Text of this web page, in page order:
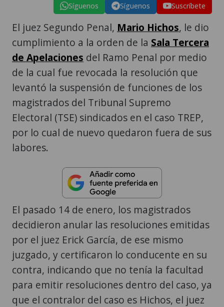
Síguenos Síguenos Suscríbete
El juez Segundo Penal, Mario Hichos, le dio
cumplimiento a la orden de la Sala Tercera
de Apelaciones del Ramo Penal por medio
de la cual fue revocada la resolución que
levantó la suspensión de funciones de los
magistrados del Tribunal Supremo
Electoral (TSE) sindicados en el caso TREP,
por lo cual de nuevo quedaron fuera de sus
labores.
El pasado 14 de enero, los magistrados
decidieron anular las resoluciones emitidas
por el juez Erick García, de ese mismo
juzgado, y certificaron lo conducente en su
contra, indicando que no tenía la facultad
para emitir resoluciones dentro del caso, ya
que el contralor del caso es Hichos, el juez